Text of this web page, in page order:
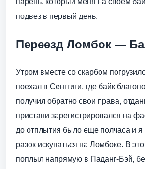
парень, который меня на своем
подвез в первый день.
Переезд Ломбок —
Утром вместе со скарбом
поехал в Сенггиги, где байк
получил обратно свои права,
пристани зарегистрировался на
до отплытия было еще полчаса и я
разок искупаться на Ломбоке. В
поплыл напрямую в Паданг-Бэй,